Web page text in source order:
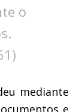
o
mediante
e